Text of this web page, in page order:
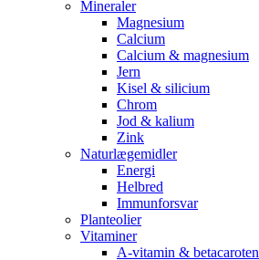
Mineraler
Magnesium
Calcium
Calcium & magnesium
Jern
Kisel & silicium
Chrom
Jod & kalium
Zink
Naturlægemidler
Energi
Helbred
Immunforsvar
Planteolier
Vitaminer
A-vitamin & betacaroten